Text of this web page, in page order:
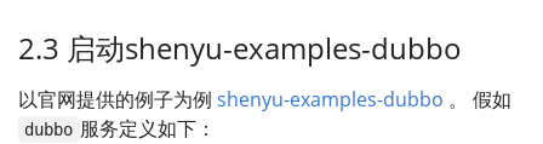
2.3 启动shenyu-examples-dubbo
以官网提供的例子为例 shenyu-examples-dubbo 。 假如
dubbo 服务定义如下：